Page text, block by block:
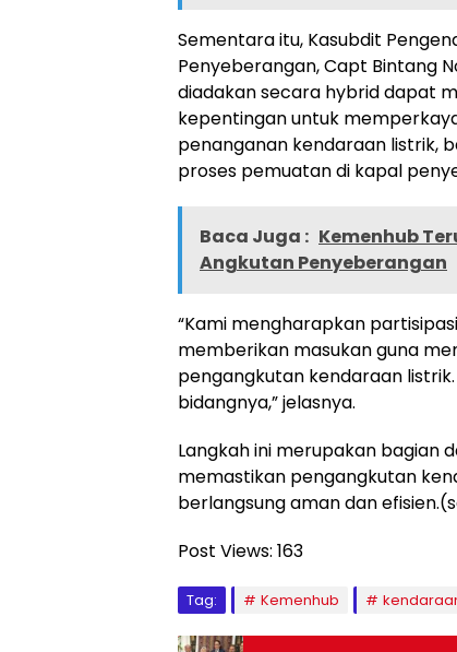
Sementara itu, Kasubdit
Penyeberangan, Capt Bintang
diadakan secara hybrid dapat
kepentingan untuk
penanganan kendaraan listrik,
proses pemuatan di kapal
Baca Juga : Kemenhub
Angkutan Penyeberangan
“Kami mengharapkan
memberikan masukan guna
pengangkutan kendaraan
bidangnya,” jelasnya.
Langkah ini merupakan bagian
memastikan pengangkutan
berlangsung aman dan
Post Views: 163
Tag: Kemenhub